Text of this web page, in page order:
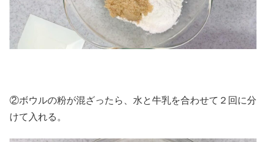
②ボウルの粉が混ざったら、水と牛乳を合わせて２回に分
けて入れる。